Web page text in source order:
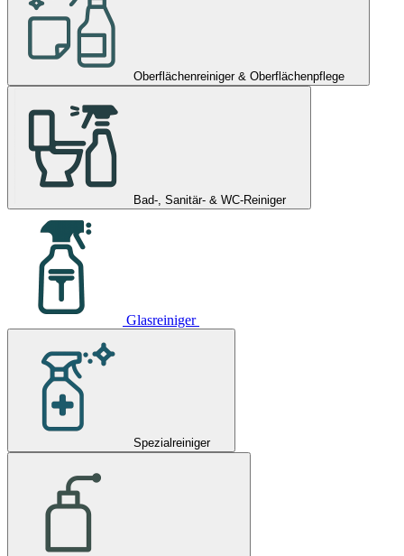
Oberflächenreiniger & Oberflächenpflege
Bad-, Sanitär- & WC-Reiniger
Glasreiniger
Spezialreiniger